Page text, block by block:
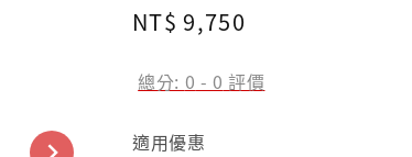
Regular
NT$ 9,750
總分: 0 - 0 評價
適用優惠